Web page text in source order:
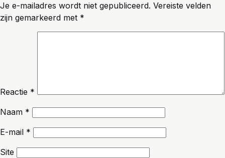
Je e-mailadres wordt niet gepubliceerd. Vereiste velden
zijn gemarkeerd met *
Reactie *
Naam *
E-mail *
Site